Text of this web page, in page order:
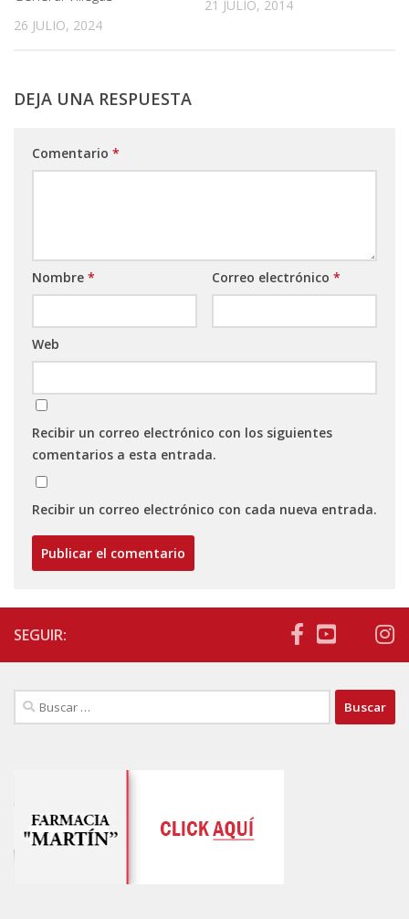
26 JULIO, 2024
21 JULIO, 2014
DEJA UNA RESPUESTA
Comentario *
Nombre * Correo electrónico *
Web
Recibir un correo electrónico con los siguientes
comentarios a esta entrada.
Recibir un correo electrónico con cada nueva entrada.
SEGUIR:
Buscar: